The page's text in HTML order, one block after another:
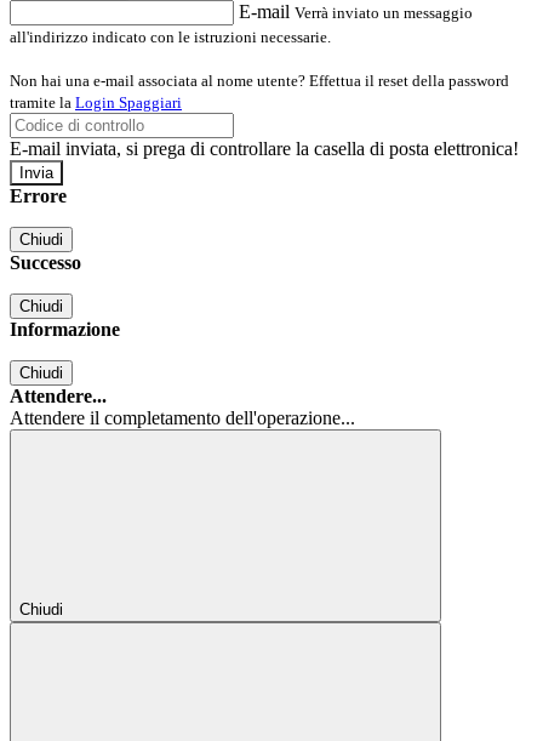
E-mail Verrà inviato un messaggio
all'indirizzo indicato con le istruzioni necessarie.
Non hai una e-mail associata al nome utente? Effettua il reset della password
tramite la Login Spaggiari
E-mail inviata, si prega di controllare la casella di posta elettronica!
Errore
Chiudi
Successo
Chiudi
Informazione
Chiudi
Attendere...
Attendere il completamento dell'operazione...
Chiudi